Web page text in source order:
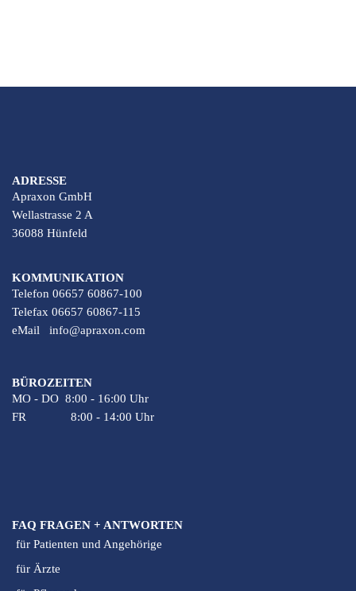
ADRESSE
Apraxon GmbH
Wellastrasse 2 A
36088 Hünfeld
KOMMUNIKATION
Telefon 06657 60867-100
Telefax 06657 60867-115
eMail info@apraxon.com
BÜROZEITEN
MO - DO 8:00 - 16:00 Uhr
FR 8:00 - 14:00 Uhr
FAQ FRAGEN + ANTWORTEN
für Patienten und Angehörige
für Ärzte